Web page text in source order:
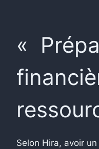
«
Selon Hira, avoir